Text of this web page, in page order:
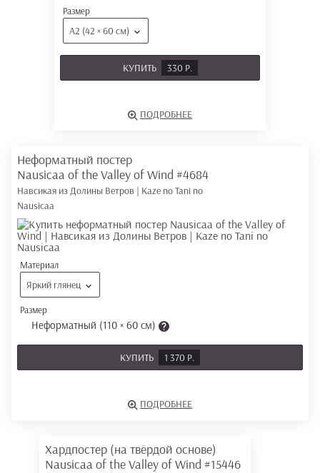
Размер
А2 (42 × 60 см)
КУПИТЬ 330 Р.
ПОДРОБНЕЕ
Неформатный постер
Nausicaa of the Valley of Wind #4684
Навсикая из Долины Ветров | Kaze no Tani no
Nausicaa
Материал
Яркий глянец
Размер
Неформатный (110 × 60 см)
КУПИТЬ 1 370 Р.
ПОДРОБНЕЕ
Хардпостер (на твёрдой основе)
Nausicaa of the Valley of Wind #15446